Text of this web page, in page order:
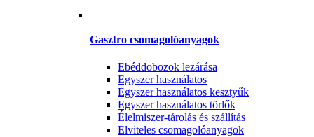
Gasztro csomagolóanyagok
Ebéddobozok lezárása
Egyszer használatos
Egyszer használatos kesztyűk
Egyszer használatos törlők
Élelmiszer-tárolás és szállítás
Elviteles csomagolóanyagok